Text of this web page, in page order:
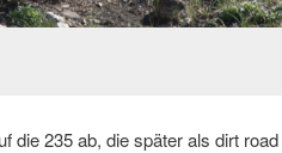
die 235 ab, die später als dirt